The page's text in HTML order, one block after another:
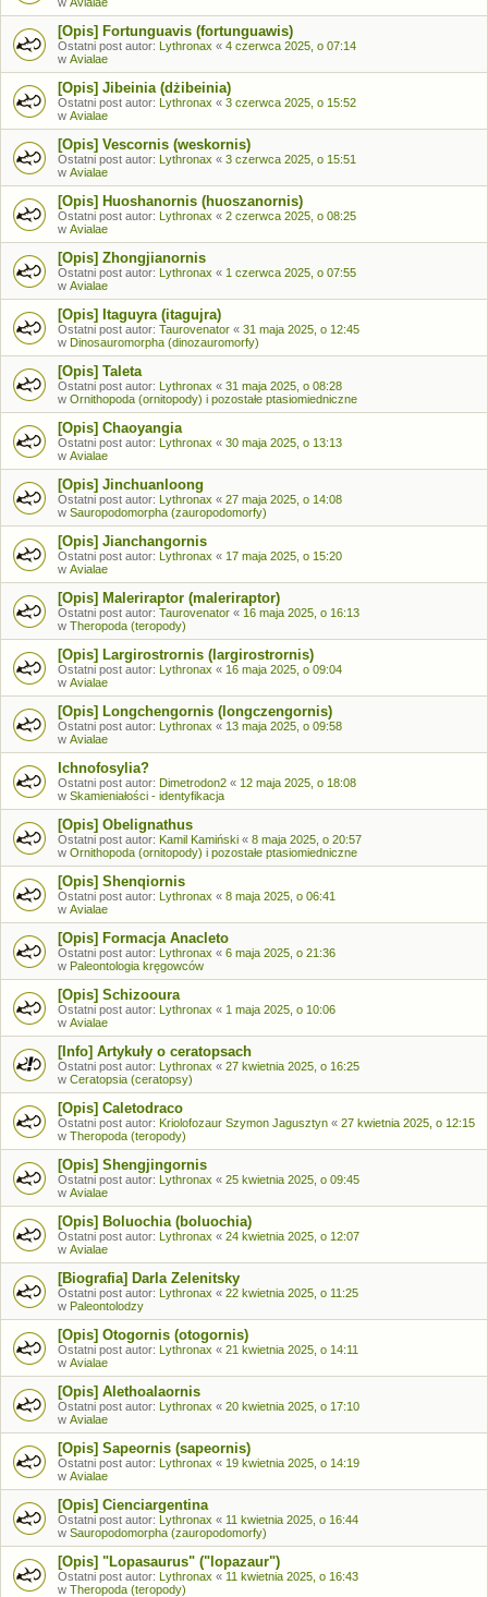
[Opis] Fortunguavis (fortunguawis)
Ostatni post autor: Lythronax « 4 czerwca 2025, o 07:14
w Avialae
[Opis] Jibeinia (dżibeinia)
Ostatni post autor: Lythronax « 3 czerwca 2025, o 15:52
w Avialae
[Opis] Vescornis (weskornis)
Ostatni post autor: Lythronax « 3 czerwca 2025, o 15:51
w Avialae
[Opis] Huoshanornis (huoszanornis)
Ostatni post autor: Lythronax « 2 czerwca 2025, o 08:25
w Avialae
[Opis] Zhongjianornis
Ostatni post autor: Lythronax « 1 czerwca 2025, o 07:55
w Avialae
[Opis] Itaguyra (itagujra)
Ostatni post autor: Taurovenator « 31 maja 2025, o 12:45
w Dinosauromorpha (dinozauromorfy)
[Opis] Taleta
Ostatni post autor: Lythronax « 31 maja 2025, o 08:28
w Ornithopoda (ornitopody) i pozostałe ptasiomiedniczne
[Opis] Chaoyangia
Ostatni post autor: Lythronax « 30 maja 2025, o 13:13
w Avialae
[Opis] Jinchuanloong
Ostatni post autor: Lythronax « 27 maja 2025, o 14:08
w Sauropodomorpha (zauropodomorfy)
[Opis] Jianchangornis
Ostatni post autor: Lythronax « 17 maja 2025, o 15:20
w Avialae
[Opis] Maleriraptor (maleriraptor)
Ostatni post autor: Taurovenator « 16 maja 2025, o 16:13
w Theropoda (teropody)
[Opis] Largirostrornis (largirostrornis)
Ostatni post autor: Lythronax « 16 maja 2025, o 09:04
w Avialae
[Opis] Longchengornis (longczengornis)
Ostatni post autor: Lythronax « 13 maja 2025, o 09:58
w Avialae
Ichnofosylia?
Ostatni post autor: Dimetrodon2 « 12 maja 2025, o 18:08
w Skamieniałości - identyfikacja
[Opis] Obelignathus
Ostatni post autor: Kamil Kamiński « 8 maja 2025, o 20:57
w Ornithopoda (ornitopody) i pozostałe ptasiomiedniczne
[Opis] Shenqiornis
Ostatni post autor: Lythronax « 8 maja 2025, o 06:41
w Avialae
[Opis] Formacja Anacleto
Ostatni post autor: Lythronax « 6 maja 2025, o 21:36
w Paleontologia kręgowców
[Opis] Schizooura
Ostatni post autor: Lythronax « 1 maja 2025, o 10:06
w Avialae
[Info] Artykuły o ceratopsach
Ostatni post autor: Lythronax « 27 kwietnia 2025, o 16:25
w Ceratopsia (ceratopsy)
[Opis] Caletodraco
Ostatni post autor: Kriolofozaur Szymon Jagusztyn « 27 kwietnia 2025, o 12:15
w Theropoda (teropody)
[Opis] Shengjingornis
Ostatni post autor: Lythronax « 25 kwietnia 2025, o 09:45
w Avialae
[Opis] Boluochia (boluochia)
Ostatni post autor: Lythronax « 24 kwietnia 2025, o 12:07
w Avialae
[Biografia] Darla Zelenitsky
Ostatni post autor: Lythronax « 22 kwietnia 2025, o 11:25
w Paleontolodzy
[Opis] Otogornis (otogornis)
Ostatni post autor: Lythronax « 21 kwietnia 2025, o 14:11
w Avialae
[Opis] Alethoalaornis
Ostatni post autor: Lythronax « 20 kwietnia 2025, o 17:10
w Avialae
[Opis] Sapeornis (sapeornis)
Ostatni post autor: Lythronax « 19 kwietnia 2025, o 14:19
w Avialae
[Opis] Cienciargentina
Ostatni post autor: Lythronax « 11 kwietnia 2025, o 16:44
w Sauropodomorpha (zauropodomorfy)
[Opis] "Lopasaurus" ("lopazaur")
Ostatni post autor: Lythronax « 11 kwietnia 2025, o 16:43
w Theropoda (teropody)